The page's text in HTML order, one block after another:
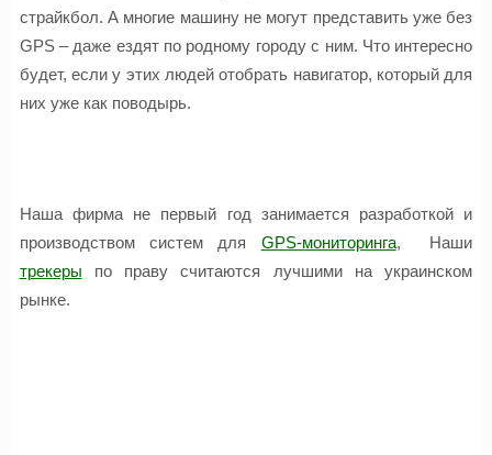
страйкбол. А многие машину не могут представить уже без
GPS – даже ездят по родному городу с ним. Что интересно
будет, если у этих людей отобрать навигатор, который для
них уже как поводырь.
Наша фирма не первый год занимается разработкой и
производством систем для GPS-мониторинга, Наши
трекеры по праву считаются лучшими на украинском
рынке.